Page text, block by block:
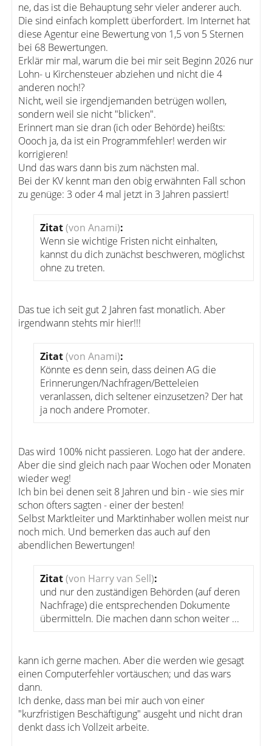
ne, das ist die Behauptung sehr vieler anderer auch.
Die sind einfach komplett überfordert. Im Internet hat
diese Agentur eine Bewertung von 1,5 von 5 Sternen
bei 68 Bewertungen.
Erklär mir mal, warum die bei mir seit Beginn 2026 nur
Lohn- u Kirchensteuer abziehen und nicht die 4
anderen noch!?
Nicht, weil sie irgendjemanden betrügen wollen,
sondern weil sie nicht "blicken".
Erinnert man sie dran (ich oder Behörde) heißts:
Oooch ja, da ist ein Programmfehler! werden wir
korrigieren!
Und das wars dann bis zum nächsten mal.
Bei der KV kennt man den obig erwähnten Fall schon
zu genüge: 3 oder 4 mal jetzt in 3 Jahren passiert!
Zitat(von Anami):
Wenn sie wichtige Fristen nicht einhalten,
kannst du dich zunächst beschweren, möglichst
ohne zu treten.
Das tue ich seit gut 2 Jahren fast monatlich. Aber
irgendwann stehts mir hier!!!
Zitat(von Anami):
Könnte es denn sein, dass deinen AG die
Erinnerungen/Nachfragen/Betteleien
veranlassen, dich seltener einzusetzen? Der hat
ja noch andere Promoter.
Das wird 100% nicht passieren. Logo hat der andere.
Aber die sind gleich nach paar Wochen oder Monaten
wieder weg!
Ich bin bei denen seit 8 Jahren und bin - wie sies mir
schon öfters sagten - einer der besten!
Selbst Marktleiter und Marktinhaber wollen meist nur
noch mich. Und bemerken das auch auf den
abendlichen Bewertungen!
Zitat(von Harry van Sell):
und nur den zuständigen Behörden (auf deren
Nachfrage) die entsprechenden Dokumente
übermitteln. Die machen dann schon weiter ...
kann ich gerne machen. Aber die werden wie gesagt
einen Computerfehler vortäuschen; und das wars
dann.
Ich denke, dass man bei mir auch von einer
"kurzfristigen Beschäftigung" ausgeht und nicht dran
denkt dass ich Vollzeit arbeite.